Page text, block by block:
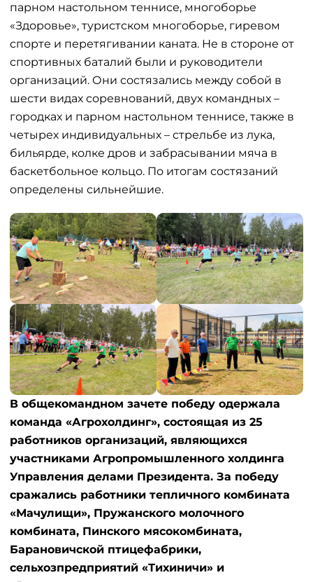
парном настольном теннисе, многоборье
«Здоровье», туристском многоборье, гиревом
спорте и перетягивании каната. Не в стороне от
спортивных баталий были и руководители
организаций. Они состязались между собой в
шести видах соревнований, двух командных –
городках и парном настольном теннисе, также в
четырех индивидуальных – стрельбе из лука,
бильярде, колке дров и забрасывании мяча в
баскетбольное кольцо. По итогам состязаний
определены сильнейшие.
В общекомандном зачете победу одержала
команда «Агрохолдинг», состоящая из 25
работников организаций, являющихся
участниками Агропромышленного холдинга
Управления делами Президента. За победу
сражались работники тепличного комбината
«Мачулищи», Пружанского молочного
комбината, Пинского мясокомбината,
Барановичской птицефабрики,
сельхозпредприятий «Тихиничи» и